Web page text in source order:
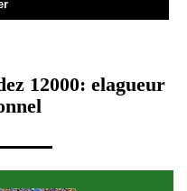
12000: elagueur